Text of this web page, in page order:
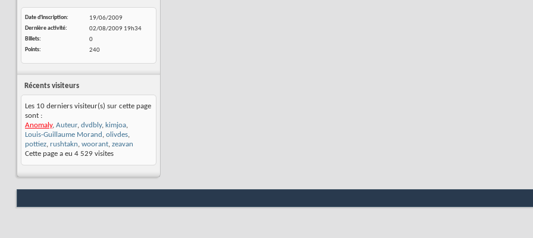
Date d'inscription
19/06/2009
Dernière activité
02/08/2009 19h34
Billets
0
Points
240
Récents visiteurs
Les 10 derniers visiteur(s) sur cette page
sont :
Anomaly, Auteur, dvdbly, kimjoa,
Louis-Guillaume Morand , olivdes,
pottiez, rushtakn, woorant, zeavan
Cette page a eu 4 529 visites